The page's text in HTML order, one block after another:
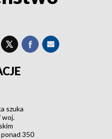
szuka
woj.
350